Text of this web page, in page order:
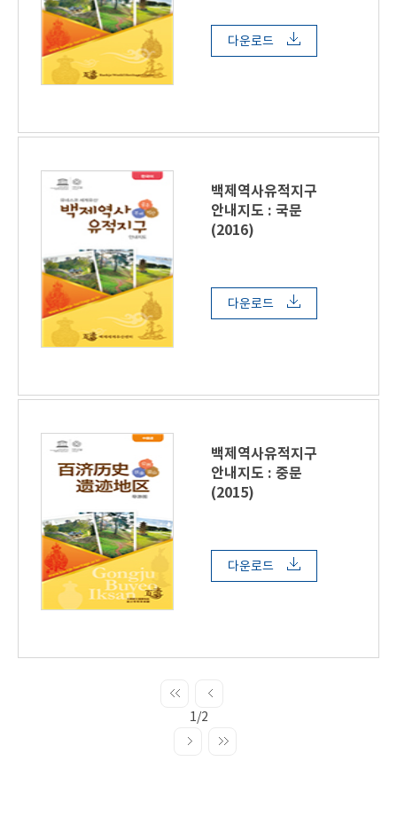
다운로드
백제역사유적지구
안내지도 : 국문
(2016)
다운로드
백제역사유적지구
안내지도 : 중문
(2015)
다운로드
1/2